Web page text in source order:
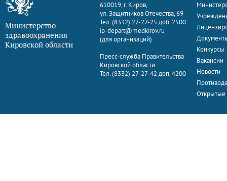
Министерство
здравоохранения
Кировской области
610019, г. Киров,
ул. Защитников Отечества, 69
Тел. (8332) 27-27-25 доб. 2500
ip-depart@medkirov.ru
(для организаций)
Пресс-служба Правительства
Кировской области
Тел. (8332) 27-27-42 доп. 4200
Конкурсы
Вакансии
Новости